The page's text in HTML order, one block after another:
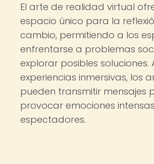
El arte de realidad virtual
espacio único para la
cambio, permitiendo a los
enfrentarse a problemas
explorar posibles soluciones.
experiencias inmersivas, los
pueden transmitir mensajes
provocar emociones
espectadores.